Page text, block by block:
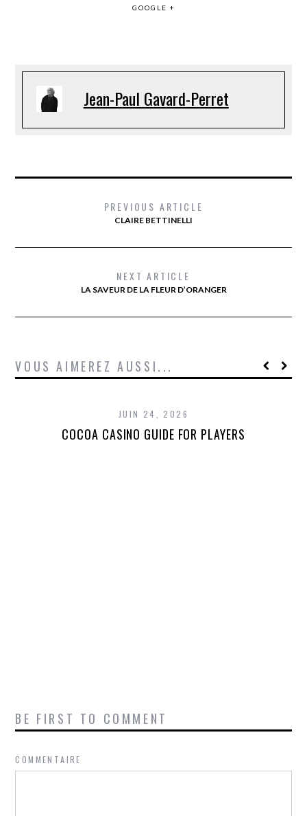
GOOGLE +
Jean-Paul Gavard-Perret
PREVIOUS ARTICLE
CLAIRE BETTINELLI
NEXT ARTICLE
LA SAVEUR DE LA FLEUR D’ORANGER
VOUS AIMEREZ AUSSI...
JUIN 24, 2026
COCOA CASINO GUIDE FOR PLAYERS
BE FIRST TO COMMENT
COMMENTAIRE